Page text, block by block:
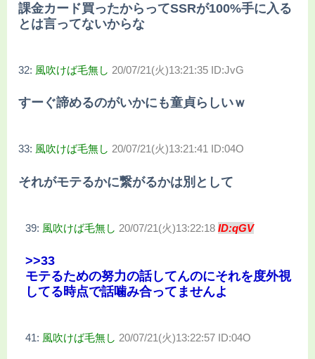
課金カード買ったからってSSRが100%手に入る
とは言ってないからな
32: 風吹けば毛無し 20/07/21(火)13:21:35 ID:JvG
すーぐ諦めるのがいかにも童貞らしいｗ
33: 風吹けば毛無し 20/07/21(火)13:21:41 ID:04O
それがモテるかに繋がるかは別として
39: 風吹けば毛無し 20/07/21(火)13:22:18 ID:qGV
>>33
モテるための努力の話してんのにそれを度外視
してる時点で話噛み合ってませんよ
41: 風吹けば毛無し 20/07/21(火)13:22:57 ID:04O